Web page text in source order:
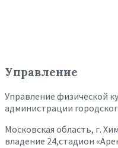
Управление
Управление физической
администрации
Московская область, г.
владение 24,стадион